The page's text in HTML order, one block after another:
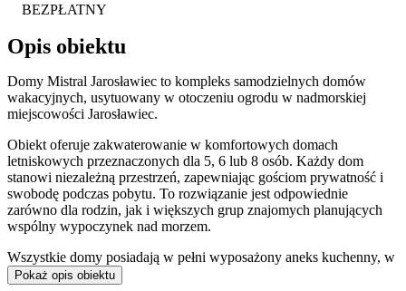
BEZPŁATNY
Opis obiektu
Domy Mistral Jarosławiec to kompleks samodzielnych domów
wakacyjnych, usytuowany w otoczeniu ogrodu w nadmorskiej
miejscowości Jarosławiec.
Obiekt oferuje zakwaterowanie w komfortowych domach
letniskowych przeznaczonych dla 5, 6 lub 8 osób. Każdy dom
stanowi niezależną przestrzeń, zapewniając gościom prywatność i
swobodę podczas pobytu. To rozwiązanie jest odpowiednie
zarówno dla rodzin, jak i większych grup znajomych planujących
wspólny wypoczynek nad morzem.
Wszystkie domy posiadają w pełni wyposażony aneks kuchenny, w
którym znajduje się lodówka, płyta grzejna, kuchenka mikrofalowa,
Pokaż opis obiektu